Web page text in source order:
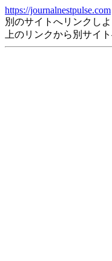
https://journalnestpulse.com
別のサイトへリンクし
上のリンクから別サイ